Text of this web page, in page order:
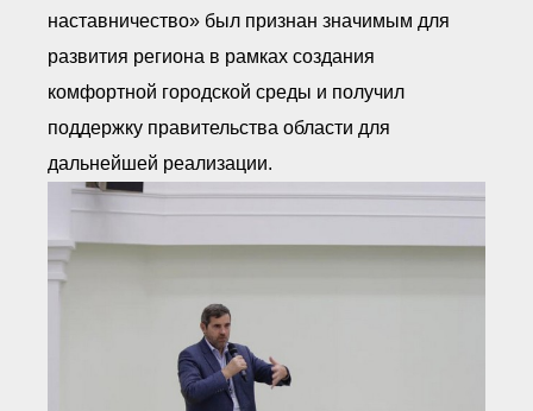
наставничество» был признан значимым для
развития региона в рамках создания
комфортной городской среды и получил
поддержку правительства области для
дальнейшей реализации.